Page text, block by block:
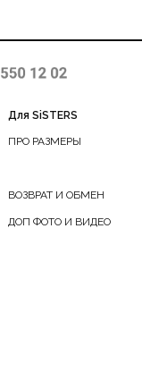
Для SiSTERS
ПРО РАЗМЕРЫ
ВОЗВРАТ И ОБМЕН
ДОП ФОТО И ВИДЕО